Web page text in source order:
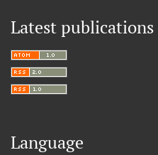
Latest publications
Language